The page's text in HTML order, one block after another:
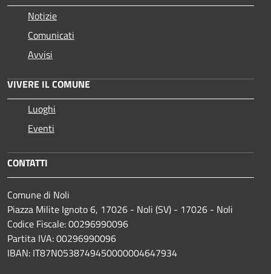
Notizie
Comunicati
Avvisi
VIVERE IL COMUNE
Luoghi
Eventi
CONTATTI
Comune di Noli
Piazza Milite Ignoto 6, 17026 - Noli (SV) - 17026 - Noli
Codice Fiscale: 00296990096
Partita IVA: 00296990096
IBAN: IT87N0538749450000004647934